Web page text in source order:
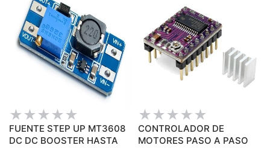
FUENTE STEP UP MT3608
DC DC BOOSTER HASTA
CONTROLADOR DE
MOTORES PASO A PASO